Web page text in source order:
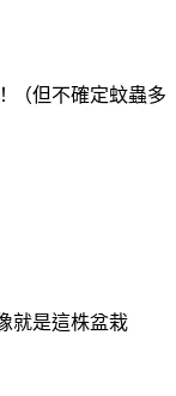
（但不確定蚊蟲多
就是這株盆栽